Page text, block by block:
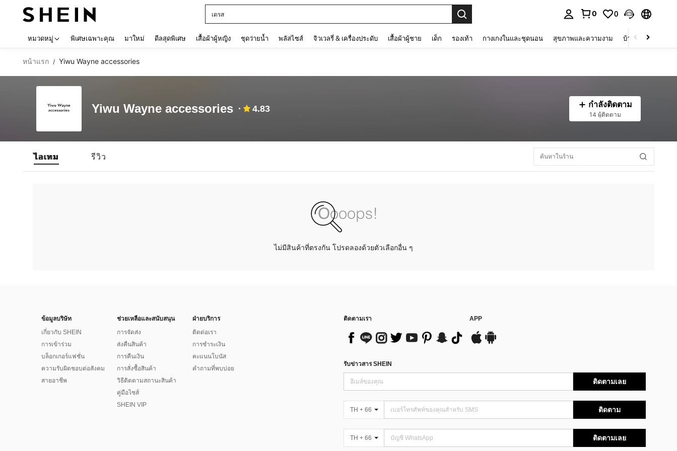
เดรส
0 0
หมวดหมู่ พิเศษเฉพาะคุณ มาใหม่ ดีลสุดพิเศษ เสื้อผ้าผู้หญิง ชุดว่ายน้ำ พลัสไซส์ จิวเวลรี่ & เครื่องประดับ เสื้อผ้าผู้ชาย เด็ก รองเท้า กางเกงในและชุดนอน สุขภาพและความงาม บ้านและที่อยู่อาศัย
หน้าแรก / Yiwu Wayne accessories
Yiwu Wayne accessories 4.83 กำลังติดตาม
14 ผู้ติดตาม
ไอเทม รีวิว
ไม่มีสินค้าที่ตรงกัน โปรดลองด้วยตัวเลือกอื่น ๆ
ข้อมูลบริษัท
เกี่ยวกับ SHEIN
การเข้าร่วม
บล็อกเกอร์แฟชั่น
ความรับผิดชอบต่อสังคม
สายอาชีพ
ช่วยเหลือและสนับสนุน
การจัดส่ง
ส่งคืนสินค้า
การคืนเงิน
การสั่งซื้อสินค้า
วิธีติดตามสถานะสินค้า
คู่มือไซส์
SHEIN VIP
ฝ่ายบริการ
ติดต่อเรา
การชำระเงิน
คะแนนโบนัส
คำถามที่พบบ่อย
ติดตามเรา APP
รับข่าวสาร SHEIN
ติดตามเลย
TH + 66 ติดตาม
TH + 66 ติดตามเลย